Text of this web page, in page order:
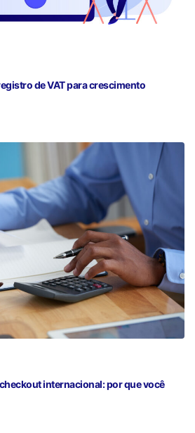
de VAT para crescimento
internacional: por que você